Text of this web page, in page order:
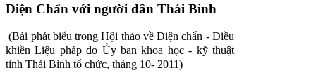
Diện Chẩn với người dân Thái Bình
(Bài phát biểu trong Hội thảo về Diện chẩn - Điều
khiền Liệu pháp do Ủy ban khoa học - kỹ thuật
tỉnh Thái Bình tổ chức, tháng 10- 2011)